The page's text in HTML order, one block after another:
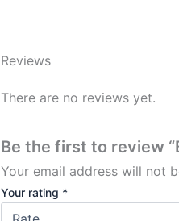
Reviews
There are no reviews yet.
Be the first to review
Your email address will not
Your rating *